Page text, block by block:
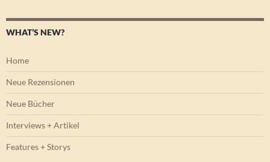
WHAT’S NEW?
Home
Neue Rezensionen
Neue Bücher
Interviews + Artikel
Features + Storys